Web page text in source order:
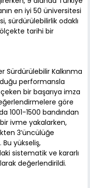
en iyi 50 üniversitesi
sürdürülebilirlik odaklı
ölçekte tarihi bir
Sürdürülebilir Kalkınma
performansla
bir başarıya imza
göre
1001-1500 bandından
ivme yakalarken,
3’üncülüğe
Bu yükseliş,
sistematik ve kararlı
değerlendirildi.